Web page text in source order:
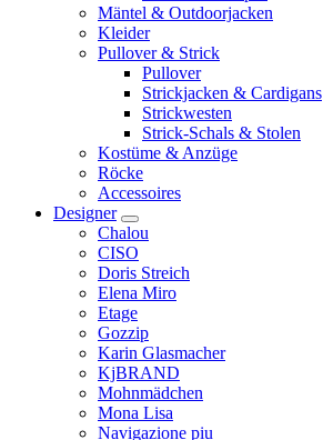
Mäntel & Outdoorjacken
Kleider
Pullover & Strick
Pullover
Strickjacken & Cardigans
Strickwesten
Strick-Schals & Stolen
Kostüme & Anzüge
Röcke
Accessoires
Designer
Chalou
CISO
Doris Streich
Elena Miro
Etage
Gozzip
Karin Glasmacher
KjBRAND
Mohnmädchen
Mona Lisa
Navigazione piu